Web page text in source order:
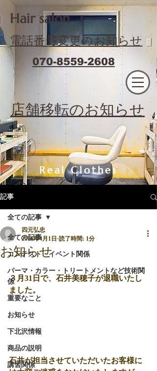
​Hair salon
電話番号変更のお知らせ
070-8559-2608
​店舗移転のお知らせ
Real Clothes
記事
全ての記事
コンテスト・イベント関係
パーマ・カラー・トリートメントなど技術関
係
重要なこと
お知らせ
下北沢情報
商品の説明
講習関係
全ての記事
お知らせ
四元弘忠
2016年4月1日 読了時間: 1分
３月31日で、石井美穂子が退職いたし
ました。
石井が担当させていただいたお客様に